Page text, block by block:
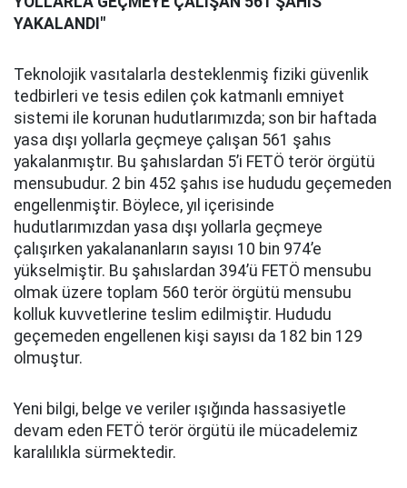
YAKALANDI"
Teknolojik vasıtalarla desteklenmiş fiziki güvenlik
tedbirleri ve tesis edilen çok katmanlı emniyet
sistemi ile korunan hudutlarımızda; son bir haftada
yasa dışı yollarla geçmeye çalışan 561 şahıs
yakalanmıştır. Bu şahıslardan 5’i FETÖ terör örgütü
mensubudur. 2 bin 452 şahıs ise hududu geçemeden
engellenmiştir. Böylece, yıl içerisinde
hudutlarımızdan yasa dışı yollarla geçmeye
çalışırken yakalananların sayısı 10 bin 974’e
yükselmiştir. Bu şahıslardan 394’ü FETÖ mensubu
olmak üzere toplam 560 terör örgütü mensubu
kolluk kuvvetlerine teslim edilmiştir. Hududu
geçemeden engellenen kişi sayısı da 182 bin 129
olmuştur.
Yeni bilgi, belge ve veriler ışığında hassasiyetle
devam eden FETÖ terör örgütü ile mücadelemiz
karalılıkla sürmektedir.